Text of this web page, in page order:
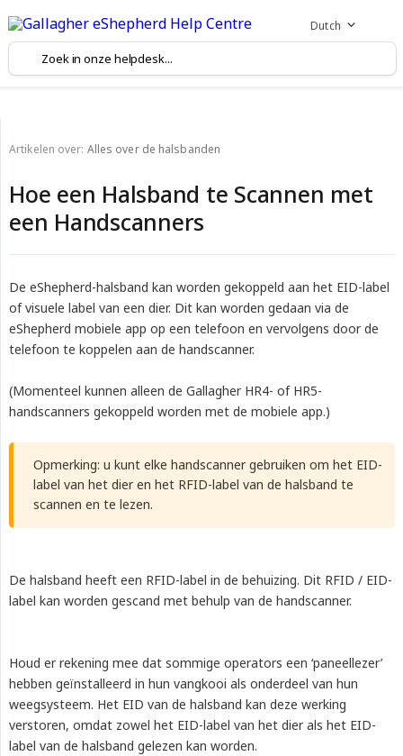
Dutch
Artikelen over: Alles over de halsbanden
Hoe een Halsband te Scannen met
een Handscanners
De eShepherd-halsband kan worden gekoppeld aan het EID-label
of visuele label van een dier. Dit kan worden gedaan via de
eShepherd mobiele app op een telefoon en vervolgens door de
telefoon te koppelen aan de handscanner.
(Momenteel kunnen alleen de Gallagher HR4- of HR5-
handscanners gekoppeld worden met de mobiele app.)
Opmerking: u kunt elke handscanner gebruiken om het EID-
label van het dier en het RFID-label van de halsband te
scannen en te lezen.
De halsband heeft een RFID-label in de behuizing. Dit RFID / EID-
label kan worden gescand met behulp van de handscanner.
Houd er rekening mee dat sommige operators een ‘paneellezer’
hebben geïnstalleerd in hun vangkooi als onderdeel van hun
weegsysteem. Het EID van de halsband kan deze werking
verstoren, omdat zowel het EID-label van het dier als het EID-
label van de halsband gelezen kan worden.